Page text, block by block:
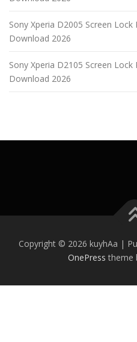
Sony Xperia D2005 Screen Lock
Download 2026
Sony Xperia D2105 Screen Lock
Download 2026
Copyright © 2026 kuyhAa |
OnePress theme